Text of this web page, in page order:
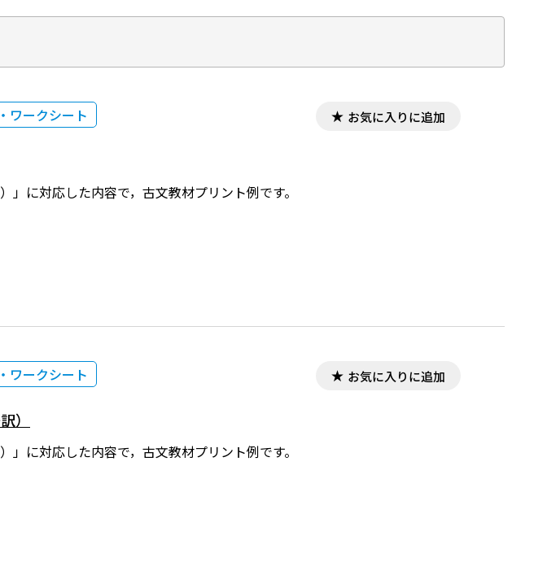
ワークシート お気に入りに追加
に対応した内容で，古文教材プリント例です。
ワークシート お気に入りに追加
）
に対応した内容で，古文教材プリント例です。